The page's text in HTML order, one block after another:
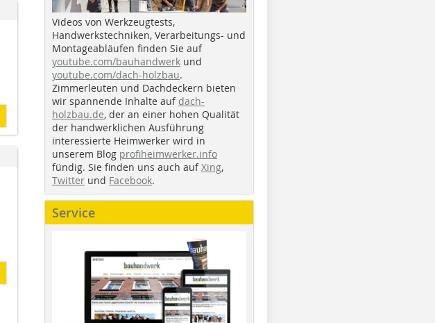
Videos von Werkzeugtests,
Handwerkstechniken, Verarbeitungs- und
Montageabläufen finden Sie auf
youtube.com/bauhandwerk und
youtube.com/dach-holzbau.
Zimmerleuten und Dachdeckern bieten
wir spannende Inhalte auf dach-
holzbau.de, der an einer hohen Qualität
der handwerklichen Ausführung
interessierte Heimwerker wird in
unserem Blog profiheimwerker.info
fündig. Sie finden uns auch aufXing,
Twitter und Facebook.
Service